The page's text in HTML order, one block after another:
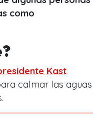
como
Kast
calmar las aguas